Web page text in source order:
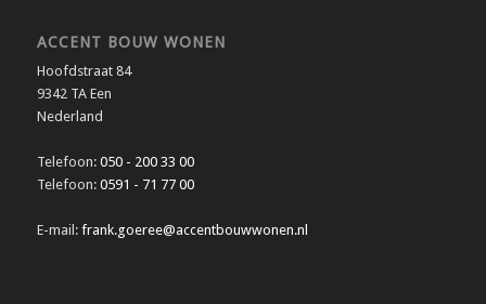
ACCENT BOUW WONEN
Hoofdstraat 84
9342 TA Een
Nederland
Telefoon: 050 - 200 33 00
Telefoon: 0591 - 71 77 00
E-mail: frank.goeree@accentbouwwonen.nl